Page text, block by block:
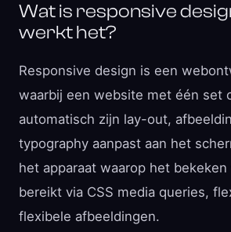
Wat is responsive
werkt het?
Responsive design is een
waarbij een website met één set
automatisch zijn lay-out,
typography aanpast aan het
het apparaat waarop het
bereikt via CSS media queries,
flexibele afbeeldingen.